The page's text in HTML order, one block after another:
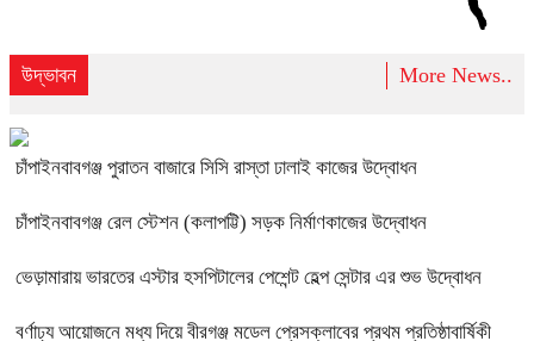
উদ্ভাবন More News..
চাঁপাইনবাবগঞ্জ পুরাতন বাজারে সিসি রাস্তা ঢালাই কাজের উদ্বোধন
চাঁপাইনবাবগঞ্জ রেল স্টেশন (কলাপট্টি) সড়ক নির্মাণকাজের উদ্বোধন
ভেড়ামারায় ভারতের এস্টার হসপিটালের পেশেন্ট হেল্প সেন্টার এর শুভ উদ্বোধন
বর্ণাঢ্য আয়োজনে মধ্য দিয়ে বীরগঞ্জ মডেল প্রেসক্লাবের প্রথম প্রতিষ্ঠাবার্ষিকী